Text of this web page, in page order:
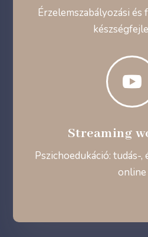
Érzelemszabályozási

Streaming
Pszichoedukáció: tudás-,
online